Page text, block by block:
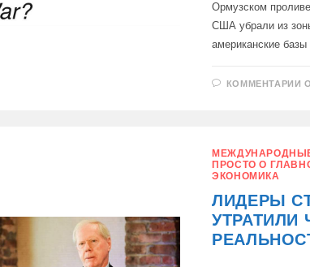
Ормузском
США убрали из
американские
КОММЕНТАРИИ К
ПРОСТО О
ЭКОНОМИКА
ЛИДЕРЫ
УТРАТИЛИ